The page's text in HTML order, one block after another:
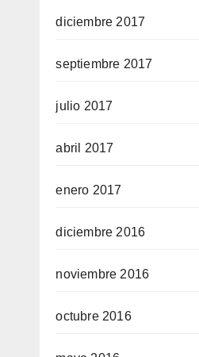
diciembre 2017
septiembre 2017
julio 2017
abril 2017
enero 2017
diciembre 2016
noviembre 2016
octubre 2016